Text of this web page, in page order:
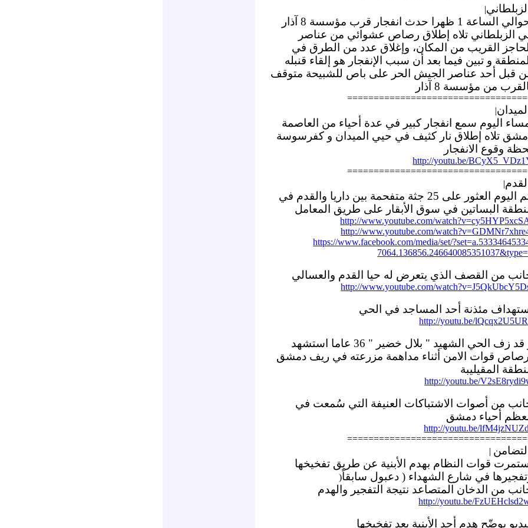
الزبلطاني|
حوالي الساعة 1 ظهرا حدث انفجار قرب مؤسسة 8 آذار
الزبلطاني تلاه إطلاق رصاص عشوائي من عناصر
الحاجز القريب من المكان، وإغلاق عدد من الطرق في
المنطقة و تبين فيما بعد أن سبب الإنفجار هو إلقاء قنبله
قبل أحد عناصر الجيش الحر على باص للشبيحة متوقف
من مؤسسة 8 آذار
الميدان|
اليوم سمع انفجار كبير في عدة أحياء من العاصمة
تلاه إطلاق نار كثيف في حيي الميدان و كفرسوسة
وقوع الانفجار
http://youtu.be/
القدم|
تم اليوم العثور على 25 جثة متفحمة بين داريا والقدم في
البساتين في سوق الأبقار على طريق المعامل
http://www.youtube.com/
http://www.youtube.com/
https://www.facebook.com/media/set/
من القصف الذي يتعرض له حيا القدم والعسالي
http://www.youtube.com/
مئذنة أحد المساجد في الحي
http://youtu.be/
و قد زف الحي الشهيد " بلال خضير " 36 عاما استشهد
قوات الامن أثناء مداهمة مزرعته في ريف دمشق
المقيليبة
http://youtu.be/
من أصوات الاشتباكات العنيفة التي سُمعت في
أحياء دمشق
http://youtu.be/
التضامن |
قوات النظام بهدم الأبنية عن طريق تفخيخها
في شارع الشهداء ( دعبول سابقاً)
من الدخان المتصاعد نتيجة التفجير والهدم
http://youtu.be/
يوضّح هدم أحد الأبنية بعد تفخيخها